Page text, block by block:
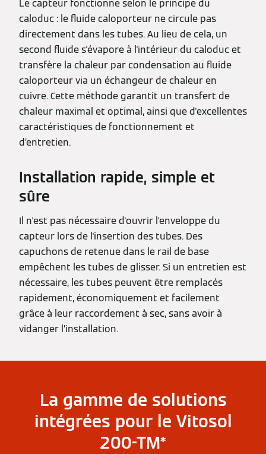
Le capteur fonctionne selon le principe du
caloduc : le fluide caloporteur ne circule pas
directement dans les tubes. Au lieu de cela, un
second fluide s'évapore à l'intérieur du caloduc et
transfère la chaleur par condensation au fluide
caloporteur via un échangeur de chaleur en
cuivre. Cette méthode garantit un transfert de
chaleur maximal et optimal, ainsi que d'excellentes
caractéristiques de fonctionnement et
d’entretien.
Installation rapide, simple et
sûre
Il n'est pas nécessaire d'ouvrir l'enveloppe du
capteur lors de l'insertion des tubes. Des
capuchons de retenue dans le rail de base
empêchent les tubes de glisser. Si un entretien est
nécessaire, les tubes peuvent être remplacés
rapidement, économiquement et facilement
grâce à leur raccordement à sec, sans avoir à
vidanger l’installation.
La gamme de solutions
intégrées pour le Vitosol
200-TM*